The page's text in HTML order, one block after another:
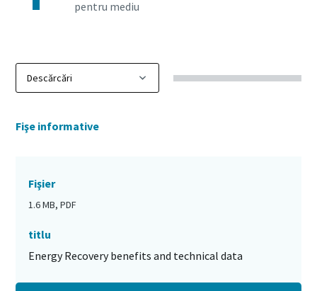
pentru mediu
Fişe informative
Fişier
1.6 MB, PDF
titlu
Energy Recovery benefits and technical data